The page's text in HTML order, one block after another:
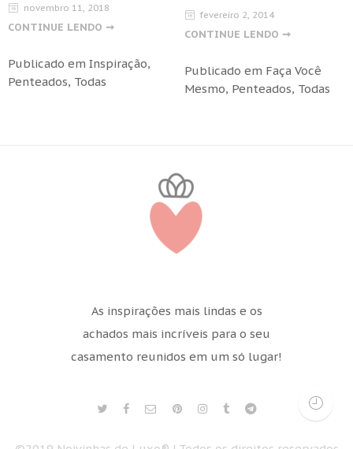
novembro 11, 2018
CONTINUE LENDO ➞
Publicado em Inspiração,
Penteados, Todas
fevereiro 2, 2014
CONTINUE LENDO ➞
Publicado em Faça Você
Mesmo, Penteados, Todas
As inspirações mais lindas e os
achados mais incríveis para o seu
casamento reunidos em um só lugar!